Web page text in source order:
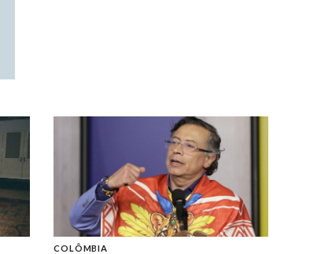
COLÔMBIA